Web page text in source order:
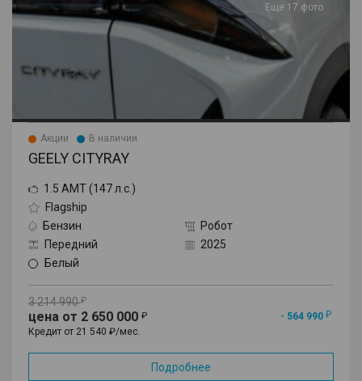
Еще 17 фото
Акции В наличии
GEELY CITYRAY
1.5 AMT (147 л.с.)
Flagship
Бензин
Робот
Передний
2025
Белый
3 214 990
цена от 2 650 000
- 564 990
Кредит от 21 540 ₽/мес.
Подробнее